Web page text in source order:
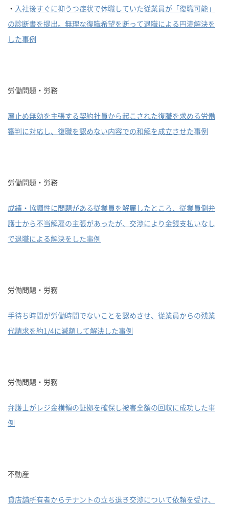
・ 入社後すぐに抑うつ症状で休職していた従業員が「復職可能」
の診断書を提出。無理な復職希望を断って退職による円満解決を
した事例
労働問題・労務
雇止め無効を主張する契約社員から起こされた復職を求める労働
審判に対応し、復職を認めない内容での和解を成立させた事例
労働問題・労務
成績・協調性に問題がある従業員を解雇したところ、従業員側弁
護士から不当解雇の主張があったが、交渉により金銭支払いなし
で退職による解決をした事例
労働問題・労務
手待ち時間が労働時間でないことを認めさせ、従業員からの残業
代請求を約1/4に減額して解決した事例
労働問題・労務
弁護士がレジ金横領の証拠を確保し被害全額の回収に成功した事
例
不動産
貸店舗所有者からテナントの立ち退き交渉について依頼を受け、